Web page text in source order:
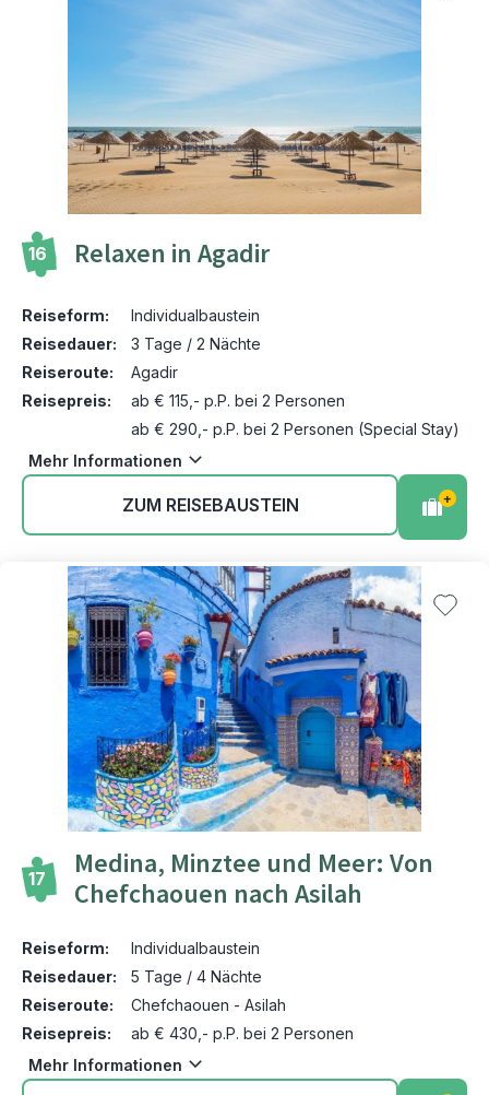
16 Relaxen in Agadir
Reiseform:
Individualbaustein
Reisedauer:
3 Tage / 2 Nächte
Reiseroute:
Agadir
Reisepreis:
ab € 115,- p.P. bei 2 Personen
ab € 290,- p.P. bei 2 Personen (Special Stay)
Mehr Informationen
ZUM REISEBAUSTEIN +
17
Medina, Minztee und Meer: Von
Chefchaouen nach Asilah
Reiseform:
Individualbaustein
Reisedauer:
5 Tage / 4 Nächte
Reiseroute:
Chefchaouen - Asilah
Reisepreis:
ab € 430,- p.P. bei 2 Personen
Mehr Informationen